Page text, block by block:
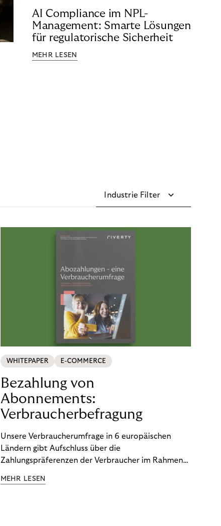
AI Compliance im NPL-
Management: Smarte Lösungen
für regulatorische Sicherheit
MEHR LESEN
Industrie Filter
WHITEPAPER E-COMMERCE
Bezahlung von
Abonnements:
Verbraucherbefragung
Unsere Verbraucherumfrage in 6 europäischen
Ländern gibt Aufschluss über die
Zahlungspräferenzen der Verbraucher im Rahmen
Ergebnisse, um zu erfahren, wie Sie
MEHR LESEN